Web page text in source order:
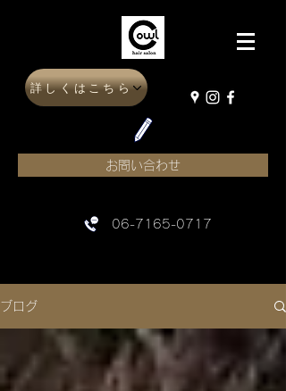
詳しくはこちら
お問い合わせ
06-7165-0717
ブログ